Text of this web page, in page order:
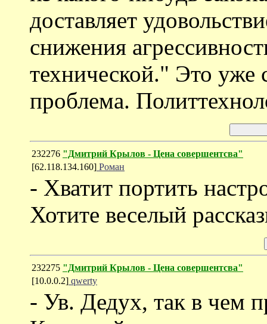
доставляет
снижения
технической." Это уже
проблема.
232276 "Дмитрий Крылов - Цена совершентсва"
[62.118.134.160] Роман
- Хватит портить
Хотите веселый
232275 "Дмитрий Крылов - Цена совершентсва"
[10.0.0.2] qwerty
- Ув. Дедух, так в чем